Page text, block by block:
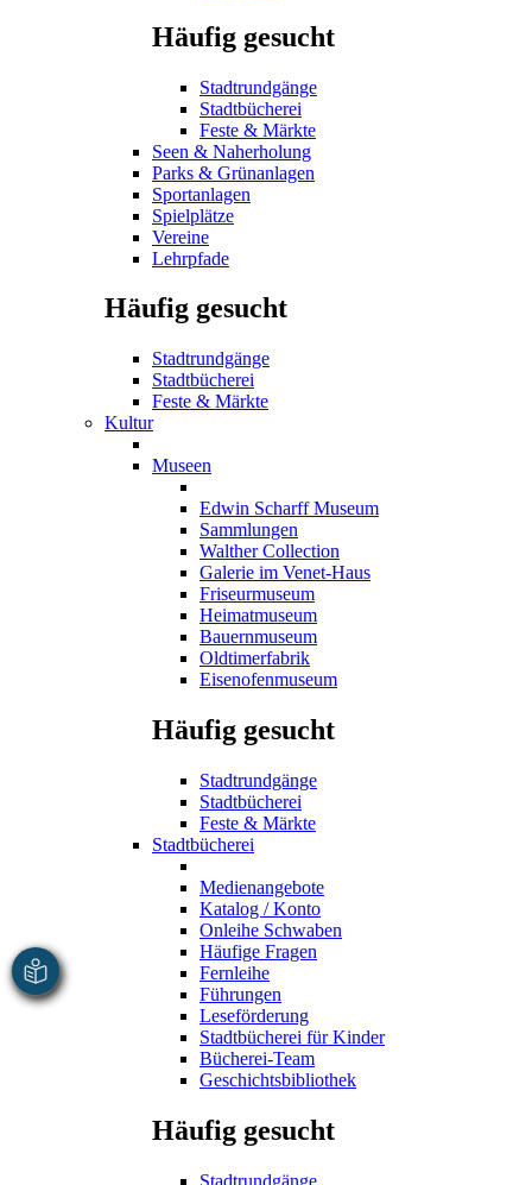
Häufig gesucht
Stadtrundgänge
Stadtbücherei
Feste & Märkte
Seen & Naherholung
Parks & Grünanlagen
Sportanlagen
Spielplätze
Vereine
Lehrpfade
Häufig gesucht
Stadtrundgänge
Stadtbücherei
Feste & Märkte
Kultur
Museen
Edwin Scharff Museum
Sammlungen
Walther Collection
Galerie im Venet-Haus
Friseurmuseum
Heimatmuseum
Bauernmuseum
Oldtimerfabrik
Eisenofenmuseum
Häufig gesucht
Stadtrundgänge
Stadtbücherei
Feste & Märkte
Stadtbücherei
Medienangebote
Katalog / Konto
Onleihe Schwaben
Häufige Fragen
Fernleihe
Führungen
Leseförderung
Stadtbücherei für Kinder
Bücherei-Team
Geschichtsbibliothek
Häufig gesucht
Stadtrundgänge